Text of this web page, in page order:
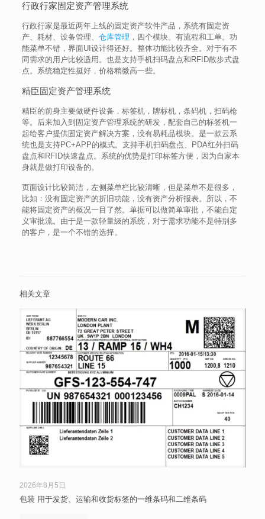
行政行家固定资产管理系统
行政行家是最近两年上线的固定资产软件产品，系统有固定资
产、耗材、设备管理、 仓库管理 ，四个模块。有流程和工单。功
能菜单不错，界面UI设计得还好。整体功能比较齐全。对于有不
同需求的用户比较适用。也是支持手机扫码盘点和RFID散步式盘
点。系统稳定性挺好，价格稍微高一些。
精臣固定资产管理系统
精臣的前身主要做硬件设备，标签机，牌标机，条码机，扫码枪
等。后来加入到固定资产管理系统的研发，配套自己的标签机一
起给客户提供固定资产解决方案，没有易耗品模块。是一款云系
统也是支持PC+APP的模式。支持手机扫码盘点、PDA红外扫码
盘点和RFID快速盘点。系统的优势是打印标签方便，因为自家本
身就是做打印设备的。
页面设计比较简洁，左侧菜单栏比较清晰，但是菜单不是很多，
比如：没有固定资产的折旧功能，没有资产分析报表。所以，不
能将固定资产的概况一目了然。单据可以做简单审批，不能自定
义审批流。由于是一款轻量级的系统，对于需求功能不是特别多
的客户，是一个不错的选择。
相关文章
2026年8月5日
包装 用于发货、运输和收货标签的一维条码和二维条码